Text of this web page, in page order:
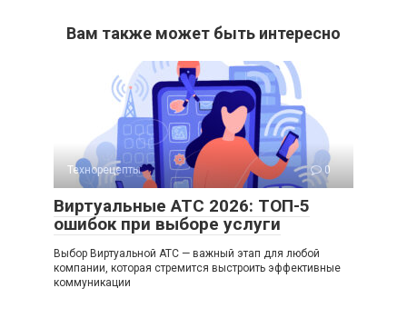
Вам также может быть интересно
Технорецепты 0
Виртуальные АТС 2026: ТОП-5
ошибок при выборе услуги
Выбор Виртуальной АТС — важный этап для любой
компании, которая стремится выстроить эффективные
коммуникации